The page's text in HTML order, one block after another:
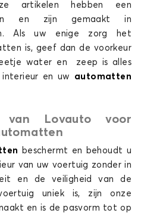
TERRAMAR
TERRAMAR
artikelen hebben een
en zijn gemaakt in
Als uw enige zorg het
is, geef dan de voorkeur
water en zeep is alles
en uw automatten
van Lovauto voor
beschermt en behoudt u
van uw voertuig zonder in
en de veiligheid van de
uniek is, zijn onze
en is de pasvorm tot op